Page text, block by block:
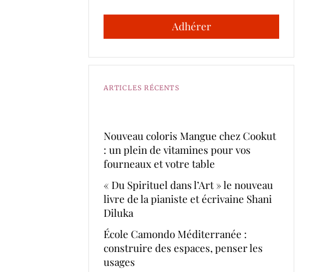
Adhérer
ARTICLES RÉCENTS
Nouveau coloris Mangue chez Cookut
: un plein de vitamines pour vos
fourneaux et votre table
« Du Spirituel dans l’Art » le nouveau
livre de la pianiste et écrivaine Shani
Diluka
École Camondo Méditerranée :
construire des espaces, penser les
usages